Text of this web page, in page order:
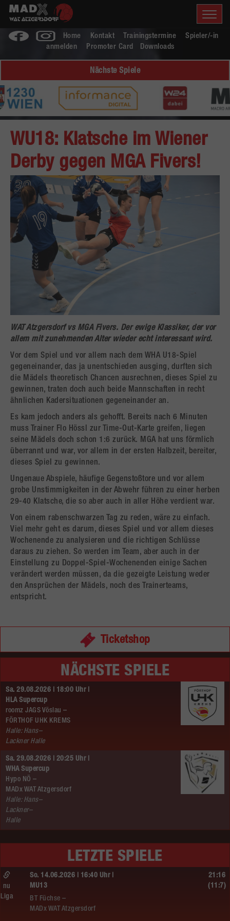
Home Kontakt Trainingstermine
Spieler/-in
anmelden
Promoter Card Downloads
Nächste Spiele
WU18: Klatsche im Wiener
Derby gegen MGA Fivers!
WAT Atzgersdorf vs MGA Fivers. Der ewige Klassiker, der vor
allem mit zunehmenden Alter wieder echt interessant wird.
Vor dem Spiel und vor allem nach dem WHA U18-Spiel
gegeneinander, das ja unentschieden ausging, durften sich
die Mädels theoretisch Chancen ausrechnen, dieses Spiel zu
gewinnen, traten doch auch beide Mannschaften in recht
ähnlichen Kadersituationen gegeneinander an.
Es kam jedoch anders als gehofft. Bereits nach 6 Minuten
muss Trainer Flo Hössl zur Time-Out-Karte greifen, liegen
seine Mädels doch schon 1:6 zurück. MGA hat uns förmlich
überrannt und war, vor allem in der ersten Halbzeit, bereiter,
dieses Spiel zu gewinnen.
Ungenaue Abspiele, häufige Gegenstoßtore und vor allem
grobe Unstimmigkeiten in der Abwehr führen zu einer herben
29-40 Klatsche, die so aber auch in aller Höhe verdient war.
Von einem rabenschwarzen Tag zu reden, wäre zu einfach.
Viel mehr geht es darum, dieses Spiel und vor allem dieses
Wochenende zu analysieren und die richtigen Schlüsse
daraus zu ziehen. So werden im Team, aber auch in der
Einstellung zu Doppel-Spiel-Wochenenden einige Sachen
verändert werden müssen, da die gezeigte Leistung weder
den Ansprüchen der Mädels, noch des Trainerteams,
entspricht.
Ticketshop
NÄCHSTE SPIELE
Sa. 29.08.2026 | 18:00 Uhr |
HLA Supercup
roomz JAGS Vöslau –
FÖRTHOF UHK KREMS
Halle: Hans–
Lackner Halle
Sa. 29.08.2026 | 20:25 Uhr |
WHA Supercup
Hypo NÖ –
MADx WAT Atzgersdorf
Halle: Hans–
Lackner–
Halle
LETZTE SPIELE
So. 14.06.2026 | 16:40 Uhr |
MU13
BT Füchse –
MADx WAT Atzgersdorf
nu
Liga
21:16
(11:7)